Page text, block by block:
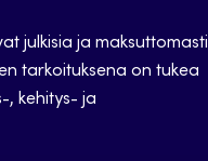
julkisia ja maksuttomasti
tarkoituksena on tukea
, kehitys- ja